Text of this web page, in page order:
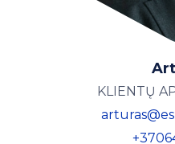
KLIENTŲ